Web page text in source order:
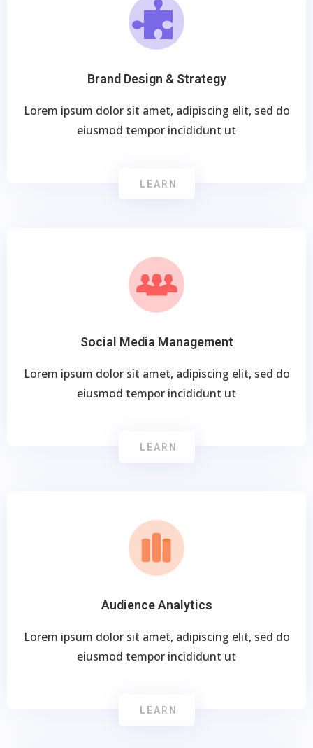
Brand Design & Strategy
Lorem ipsum dolor sit amet, adipiscing elit, sed do
eiusmod tempor incididunt ut
LEARN
Social Media Management
Lorem ipsum dolor sit amet, adipiscing elit, sed do
eiusmod tempor incididunt ut
LEARN
Audience Analytics
Lorem ipsum dolor sit amet, adipiscing elit, sed do
eiusmod tempor incididunt ut
LEARN